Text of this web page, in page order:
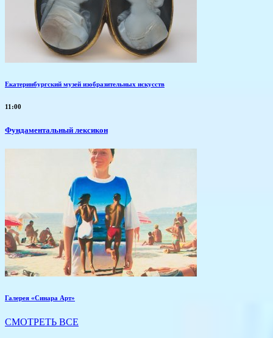
Екатеринбургский музей изобразительных искусств
11:00
Фундаментальный лексикон
Галерея «Синара Арт»
СМОТРЕТЬ ВСЕ